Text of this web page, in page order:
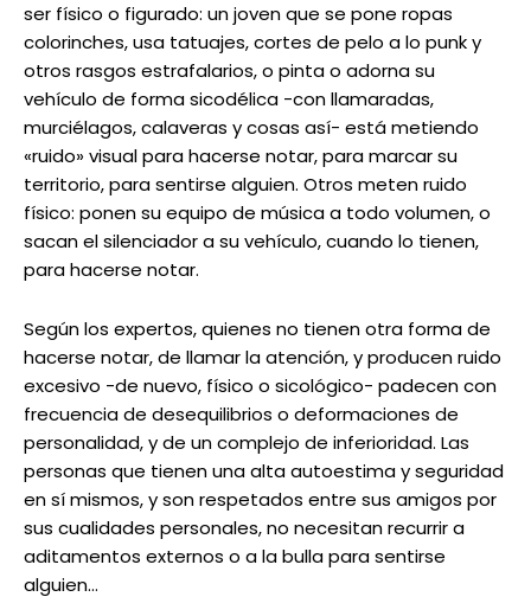
ser físico o figurado: un joven que se pone ropas
colorinches, usa tatuajes, cortes de pelo a lo punk y
otros rasgos estrafalarios, o pinta o adorna su
vehículo de forma sicodélica -con llamaradas,
murciélagos, calaveras y cosas así- está metiendo
«ruido» visual para hacerse notar, para marcar su
territorio, para sentirse alguien. Otros meten ruido
físico: ponen su equipo de música a todo volumen, o
sacan el silenciador a su vehículo, cuando lo tienen,
para hacerse notar.
Según los expertos, quienes no tienen otra forma de
hacerse notar, de llamar la atención, y producen ruido
excesivo -de nuevo, físico o sicológico- padecen con
frecuencia de desequilibrios o deformaciones de
personalidad, y de un complejo de inferioridad. Las
personas que tienen una alta autoestima y seguridad
en sí mismos, y son respetados entre sus amigos por
sus cualidades personales, no necesitan recurrir a
aditamentos externos o a la bulla para sentirse
alguien…